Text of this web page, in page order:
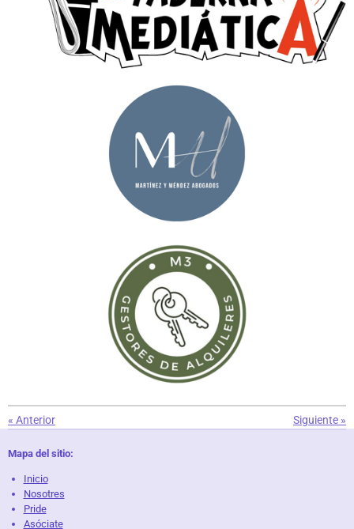
« Anterior Siguiente »
Mapa del sitio:
Inicio
Nosotres
Pride
Asóciate